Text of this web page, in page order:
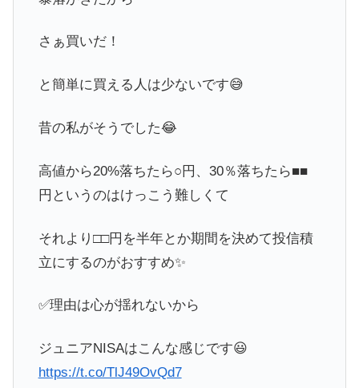
さぁ買いだ！
と簡単に買える人は少ないです😅
昔の私がそうでした😂
高値から20%落ちたら○円、30％落ちたら■■
円というのはけっこう難しくて
それより□□円を半年とか期間を決めて投信積
立にするのがおすすめ✨
✅理由は心が揺れないから
ジュニアNISAはこんな感じです😃
https://t.co/TlJ49OvQd7